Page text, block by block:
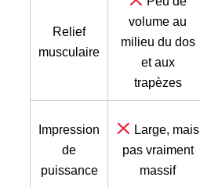
Relief
musculaire
volume au
milieu du dos
et aux
trapèzes
Impression
de
puissance
Large, mais
pas vraiment
massif